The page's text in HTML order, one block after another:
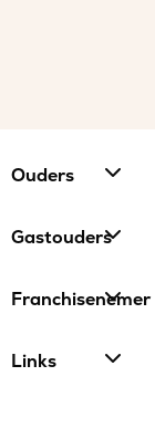
Ouders
Gastouders
Franchisenemer
Links